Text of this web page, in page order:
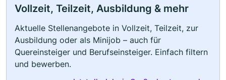
Vollzeit, Teilzeit, Ausbildung & mehr
Aktuelle Stellenangebote in Vollzeit, Teilzeit, zur
Ausbildung oder als Minijob – auch für
Quereinsteiger und Berufseinsteiger. Einfach filtern
und bewerben.